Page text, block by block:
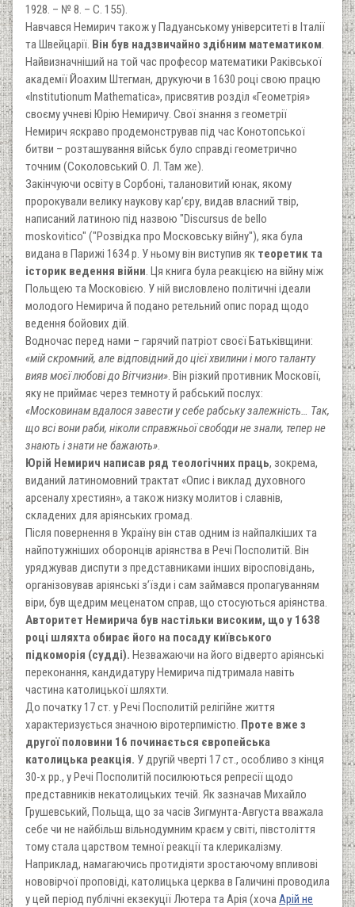
1928. – № 8. – C. 155).
Навчався Немирич також у Падуанському університеті в Італії
та Швейцарії. Він був надзвичайно здібним математиком.
Найвизначніший на той час професор математики Раківської
академії Йоахим Штегман, друкуючи в 1630 році свою працю
«Institutionum Mathematica», присвятив розділ «Геометрія»
своєму учневі Юрію Немиричу. Свої знання з геометрії
Немирич яскраво продемонстрував під час Конотопської
битви – розташування військ було справді геометрично
точним (Соколовський О. Л. Там же).
Закінчуючи освіту в Сорбоні, талановитий юнак, якому
пророкували велику наукову кар’єру, видав власний твір,
написаний латиною під назвою "Discursus de bello
moskovitico" ("Розвідка про Московську війну"), яка була
видана в Парижі 1634 р. У ньому він виступив як теоретик та
історик ведення війни. Ця книга була реакцією на війну між
Польщею та Московією. У ній висловлено політичні ідеали
молодого Немирича й подано ретельний опис порад щодо
ведення бойових дій.
Водночас перед нами – гарячий патріот своєї Батьківщини:
«мій скромний, але відповідний до цієї хвилини і мого таланту
вияв моєї любові до Вітчизни». Він різкий противник Московії,
яку не приймає через темноту й рабський послух:
«Московинам вдалося завести у себе рабську залежність… Так,
що всі вони раби, ніколи справжньої свободи не знали, тепер не
знають і знати не бажають».
Юрій Немирич написав ряд теологічних праць, зокрема,
виданий латиномовний трактат «Опис і виклад духовного
арсеналу хрестиян», а також низку молитов і славнів,
складених для аріянських громад.
Після повернення в Україну він став одним із найпалкіших та
найпотужніших оборонців аріянства в Речі Посполитій. Він
уряджував диспути з представниками інших віросповідань,
організовував аріянські з’їзди і сам займався пропагуванням
віри, був щедрим меценатом справ, що стосуються аріянства.
Авторитет Немирича був настільки високим, що у 1638
році шляхта обирає його на посаду київського
підкоморія (судді). Незважаючи на його відверто аріянські
переконання, кандидатуру Немирича підтримала навіть
частина католицької шляхти.
До початку 17 ст. у Речі Посполитій релігійне життя
характеризується значною віротерпимістю. Проте вже з
другої половини 16 починається європейська
католицька реакція. У другій чверті 17 ст., особливо з кінця
30-х рр., у Речі Посполитій посилюються репресії щодо
представників некатолицьких течій. Як зазначав Михайло
Грушевський, Польща, що за часів Зигмунта-Августа вважала
себе чи не найбільш вільнодумним краєм у світі, півстоліття
тому стала царством темної реакції та клерикалізму.
Наприклад, намагаючись протидіяти зростаючому впливові
нововірчої проповіді, католицька церква в Галичині проводила
у цей період публічні екзекуції Лютера та Арія (хочаАрій не